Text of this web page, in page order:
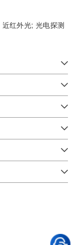
近红外光;光电探测